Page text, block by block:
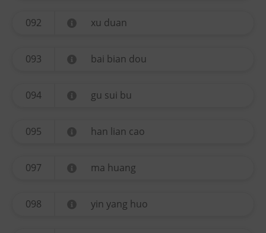
092 xu duan
093 bai bian dou
094 gu sui bu
095 han lian cao
097 ma huang
098 yin yang huo